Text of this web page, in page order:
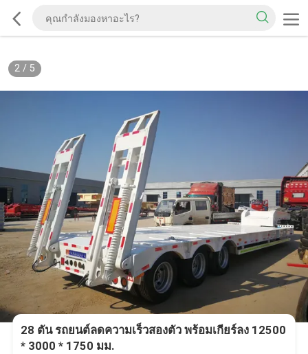
2/ 5
28 ตัน รถยนต์ลดความเร็วสองตัว พร้อมเกียร์ลง 12500
* 3000 * 1750 มม.